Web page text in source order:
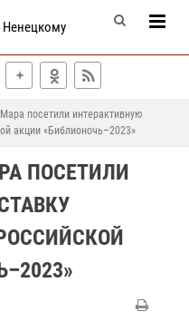
Ненецкому
посетили интерактивную
акции «Библионочь–2023»
ПОСЕТИЛИ